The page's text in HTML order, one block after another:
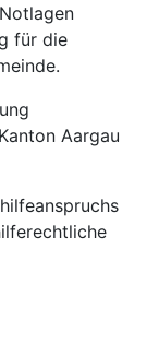
für die
Aargau